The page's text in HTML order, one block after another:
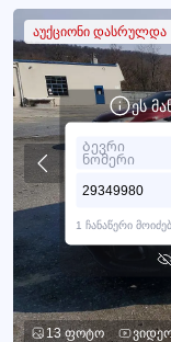
აუქციონი დასრულდა
13 ფოტო
ეს
Ბევრი
ნომერი
29349980
1 ჩანაწერი